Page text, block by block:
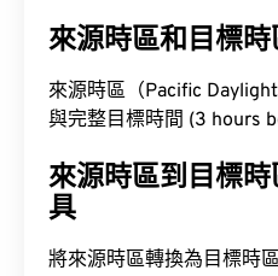
來源時區和目標
來源時區（Pacific
與完整目標時間 (3 hours
來源時區到目標
具
將來源時區轉換為目標時